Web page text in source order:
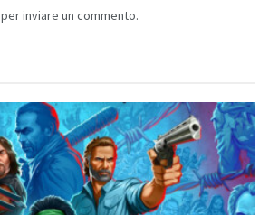
per inviare un commento.